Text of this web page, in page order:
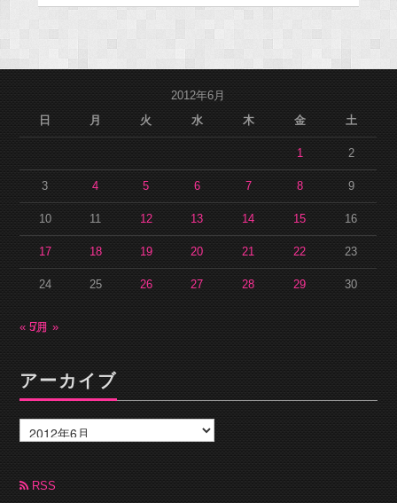
2012年6月
日
月 火 水 木 金 土
1 2
3 4 5 6 7 8 9
10 11 12 13 14 15 16
17 18 19 20 21 22 23
24 25 26 27 28 29 30
« 5月7月 »
アーカイブ
ー
カ
ブ RSS